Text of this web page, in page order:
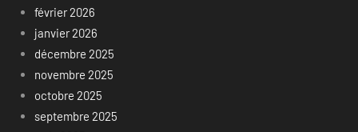
février 2026
janvier 2026
décembre 2025
novembre 2025
octobre 2025
septembre 2025